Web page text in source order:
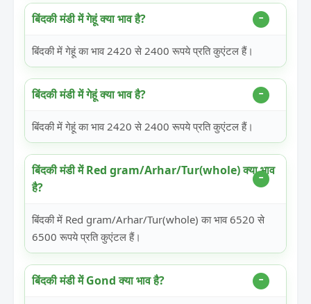
बिंदकी मंडी में गेहूं क्या भाव है?
बिंदकी में गेहूं का भाव 2420 से 2400 रूपये प्रति कुएंटल हैं।
बिंदकी मंडी में गेहूं क्या भाव है?
बिंदकी में गेहूं का भाव 2420 से 2400 रूपये प्रति कुएंटल हैं।
बिंदकी मंडी में Red gram/Arhar/Tur(whole) क्या भाव
है?
बिंदकी में Red gram/Arhar/Tur(whole) का भाव 6520 से
6500 रूपये प्रति कुएंटल हैं।
बिंदकी मंडी में Gond क्या भाव है?